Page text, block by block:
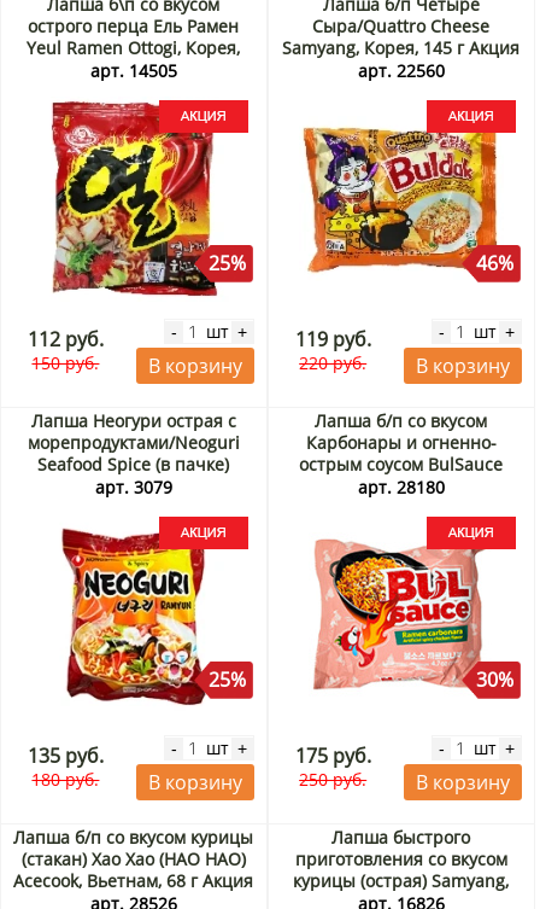
Лапша б\п со вкусом
острого перца Ель Рамен
Yeul Ramen Ottogi, Корея,
120 г Акция
арт. 14505
25%
112 руб.
150 руб.
- шт +
В корзину
Лапша б/п Четыре
Сыра/Quattro Cheese
Samyang, Корея, 145 г Акция
арт. 22560
46%
119 руб.
220 руб.
- шт +
В корзину
Лапша Неогури острая с
морепродуктами/Neoguri
Seafood Spice (в пачке)
Nongshim, Корея 120 г
арт. 3079
25%
135 руб.
180 руб.
- шт +
В корзину
Лапша б/п со вкусом
Карбонары и огненно-
острым соусом BulSauce
Carbonara Ramen Harim,
арт. 28180
30%
175 руб.
250 руб.
- шт +
В корзину
Лапша б/п со вкусом курицы
(стакан) Хао Хао (HAO HAO)
Acecook, Вьетнам, 68 г Акция
арт. 28526
Лапша быстрого
приготовления со вкусом
курицы (острая) Samyang,
Корея, 140 г Акция
арт. 16826